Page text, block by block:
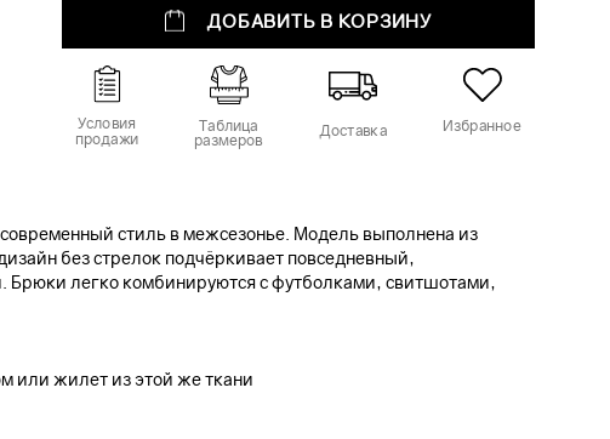
ДОБАВИТЬ В КОРЗИНУ
Условия
продажи
Таблица
размеров
Доставка Избранное
стиль в межсезонье. Модель выполнена из
без стрелок подчёркивает повседневный,
легко комбинируются с футболками, свитшотами,
или жилет из этой же ткани